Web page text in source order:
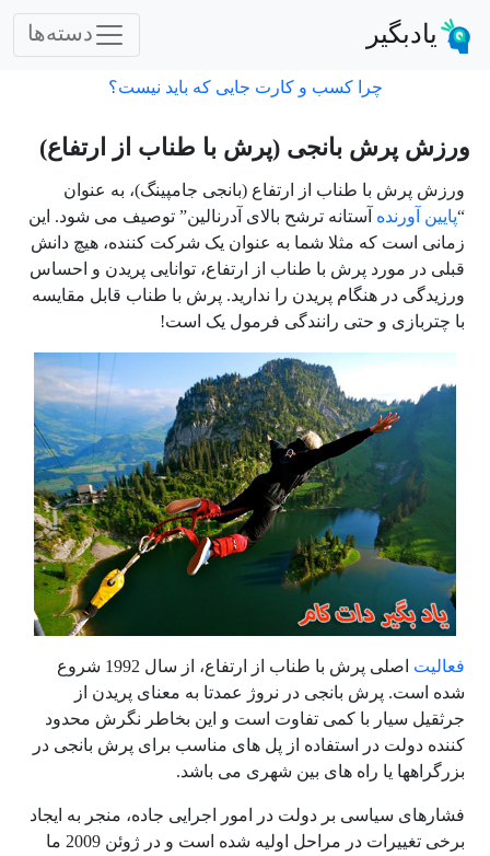
یادبگیر دسته‌ها
چرا کسب و کارت جایی که باید نیست؟
ورزش پرش بانجی (پرش با طناب از ارتفاع)
ورزش پرش با طناب از ارتفاع (بانجی جامپینگ)، به عنوان
“پایین آورنده آستانه ترشح بالای آدرنالین” توصیف می شود. این
زمانی است که مثلا شما به عنوان یک شرکت کننده، هیچ دانش
قبلی در مورد پرش با طناب از ارتفاع، توانایی پریدن و احساس
ورزیدگی در هنگام پریدن را ندارید. پرش با طناب قابل مقایسه
با چتربازی و حتی رانندگی فرمول یک است!
فعالیت
اصلی پرش با طناب از ارتفاع، از سال 1992 شروع
شده است. پرش بانجی در نروژ عمدتا به معنای پریدن از
جرثقیل سیار با کمی تفاوت است و این بخاطر نگرش محدود
کننده دولت در استفاده از پل های مناسب برای پرش بانجی در
بزرگراهها یا راه های بین شهری می باشد.
فشارهای سیاسی بر دولت در امور اجرایی جاده، منجر به ایجاد
برخی تغییرات در مراحل اولیه شده است و در ژوئن 2009 ما